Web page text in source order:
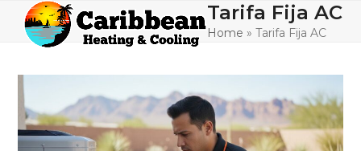
content
Open
mobile
Close
mobile
Tarifa Fija AC
Home » Tarifa Fija AC